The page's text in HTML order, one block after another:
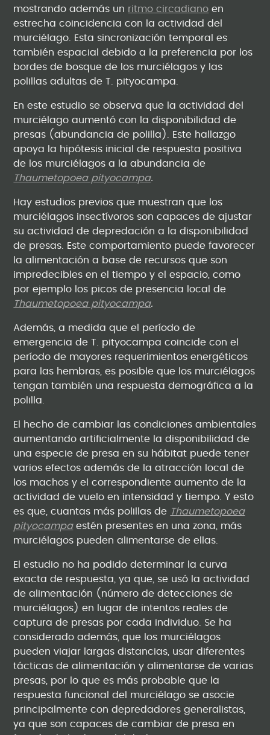
mostrando además un ritmo circadiano en
estrecha coincidencia con la actividad del
murciélago. Esta sincronización temporal es
también espacial debido a la preferencia por los
bordes de bosque de los murciélagos y las
polillas adultas de T. pityocampa.
En este estudio se observa que la actividad del
murciélago aumentó con la disponibilidad de
presas (abundancia de polilla). Este hallazgo
apoya la hipótesis inicial de respuesta positiva
de los murciélagos a la abundancia de
Thaumetopoea pityocampa.
Hay estudios previos que muestran que los
murciélagos insectívoros son capaces de ajustar
su actividad de depredación a la disponibilidad
de presas. Este comportamiento puede favorecer
la alimentación a base de recursos que son
impredecibles en el tiempo y el espacio, como
por ejemplo los picos de presencia local de
Thaumetopoea pityocampa.
Además, a medida que el período de
emergencia de T. pityocampa coincide con el
período de mayores requerimientos energéticos
para las hembras, es posible que los murciélagos
tengan también una respuesta demográfica a la
polilla.
El hecho de cambiar las condiciones ambientales
aumentando artificialmente la disponibilidad de
una especie de presa en su hábitat puede tener
varios efectos además de la atracción local de
los machos y el correspondiente aumento de la
actividad de vuelo en intensidad y tiempo. Y esto
es que, cuantas más polillas de Thaumetopoea
pityocampaestén presentes en una zona, más
murciélagos pueden alimentarse de ellas.
El estudio no ha podido determinar la curva
exacta de respuesta, ya que, se usó la actividad
de alimentación (número de detecciones de
murciélagos) en lugar de intentos reales de
captura de presas por cada individuo. Se ha
considerado además, que los murciélagos
pueden viajar largas distancias, usar diferentes
tácticas de alimentación y alimentarse de varias
presas, por lo que es más probable que la
respuesta funcional del murciélago se asocie
principalmente con depredadores generalistas,
ya que son capaces de cambiar de presa en